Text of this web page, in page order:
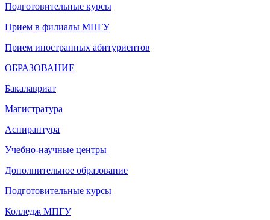
Подготовительные курсы
Прием в филиалы МПГУ
Прием иностранных абитуриентов
ОБРАЗОВАНИЕ
Бакалавриат
Магистратура
Аспирантура
Учебно-научные центры
Дополнительное образование
Подготовительные курсы
Колледж МПГУ